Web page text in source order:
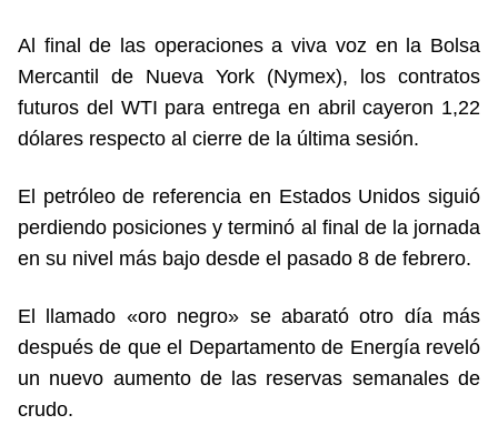
Al final de las operaciones a viva voz en la Bolsa
Mercantil de Nueva York (Nymex), los contratos
futuros del WTI para entrega en abril cayeron 1,22
dólares respecto al cierre de la última sesión.
El petróleo de referencia en Estados Unidos siguió
perdiendo posiciones y terminó al final de la jornada
en su nivel más bajo desde el pasado 8 de febrero.
El llamado «oro negro» se abarató otro día más
después de que el Departamento de Energía reveló
un nuevo aumento de las reservas semanales de
crudo.